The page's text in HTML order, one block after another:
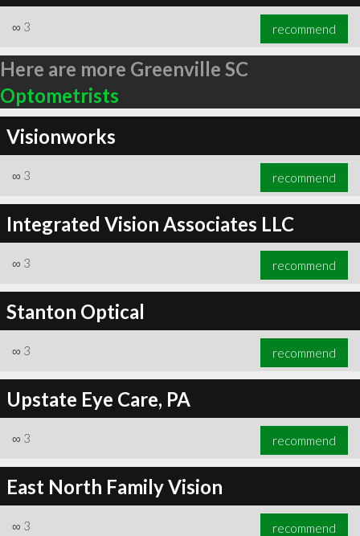
∞ 3 recommend
Here are more Greenville SC
Optometrists
Visionworks
∞ 3 recommend
Integrated Vision Associates LLC
∞ 3 recommend
Stanton Optical
∞ 3 recommend
Upstate Eye Care, PA
∞ 3 recommend
East North Family Vision
∞ 3 recommend